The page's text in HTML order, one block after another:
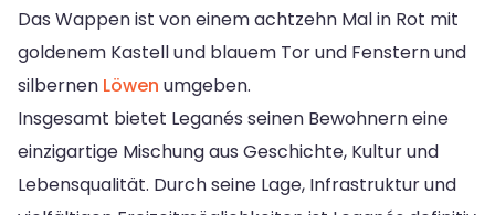
Das Wappen ist von einem achtzehn Mal in Rot mit
goldenem Kastell und blauem Tor und Fenstern und
silbernen Löwen umgeben.
Insgesamt bietet Leganés seinen Bewohnern eine
einzigartige Mischung aus Geschichte, Kultur und
Lebensqualität. Durch seine Lage, Infrastruktur und